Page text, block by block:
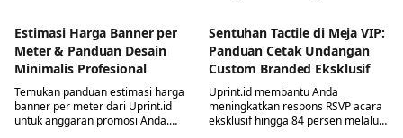
meningkatkan daya tarik produk
sejak sentuhan pertama.
Estimasi Harga Banner per
Meter & Panduan Desain
Minimalis Profesional
Temukan panduan estimasi harga
banner per meter dari Uprint.id
untuk anggaran promosi Anda.
Sentuhan Tactile di Meja VIP:
Panduan Cetak Undangan
Custom Branded Eksklusif
Uprint.id membantu Anda
meningkatkan respons RSVP acara
eksklusif hingga 84 persen melalui